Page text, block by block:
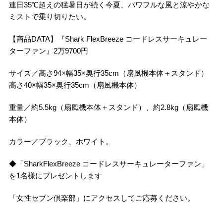
連日35℃超えの猛暑日が続く今夏、パワフルな風と涼やかな
ミストで乗り切りたい。
【商品DATA】『Shark FlexBreeze コードレスサーキュレー
ターファン』2万9700円
サイズ／高さ94×幅35×奥行35cm（扇風機本体＋スタンド）
高さ40×幅35×奥行35cm（扇風機本体）
重量／約5.5kg（扇風機本体＋スタンド）、約2.8kg（扇風機
本体）
カラー／ブラック、ホワイト。
◆「SharkFlexBreeze コードレスサーキュレーターファン」
を1名様にプレゼントします
「女性セブン倶楽部」にアクセスしてご応募ください。